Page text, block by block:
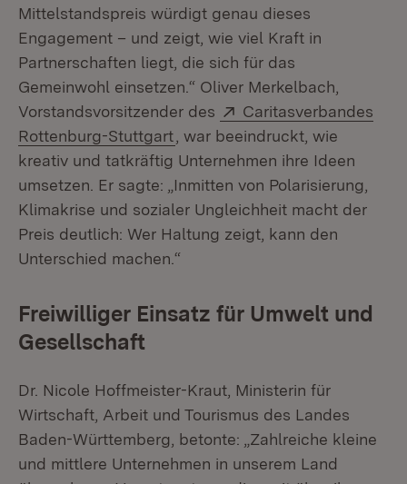
Mittelstandspreis würdigt genau dieses
Engagement – und zeigt, wie viel Kraft in
Partnerschaften liegt, die sich für das
Gemeinwohl einsetzen.“ Oliver Merkelbach,
Vorstandsvorsitzender des
Extern:
Caritasverbandes
Rottenburg-Stuttgart (Öffnet in neuem Fenster)
, war beeindruckt, wie
kreativ und tatkräftig Unternehmen ihre Ideen
umsetzen. Er sagte: „Inmitten von Polarisierung,
Klimakrise und sozialer Ungleichheit macht der
Preis deutlich: Wer Haltung zeigt, kann den
Unterschied machen.“
Freiwilliger Einsatz für Umwelt und
Gesellschaft
Dr. Nicole Hoffmeister-Kraut, Ministerin für
Wirtschaft, Arbeit und Tourismus des Landes
Baden-Württemberg, betonte: „Zahlreiche kleine
und mittlere Unternehmen in unserem Land